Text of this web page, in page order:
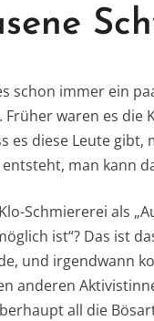
schon immer ein
waren es die
es diese Leute
man kann
Schmiererei als
ist“? Das ist
und irgendwann
anderen
all die